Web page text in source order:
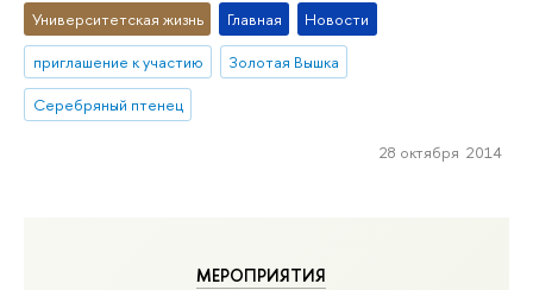
МЕРОПРИЯТИЯ
Университетская жизнь Главная
Новости
приглашение к участию
Золотая Вышка
Серебряный птенец
28 октября 2014